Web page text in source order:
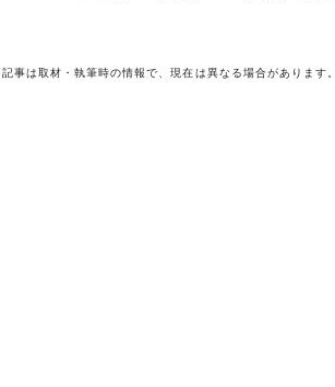
記事は取材・執筆時の情報で、現在は異なる場合があります。